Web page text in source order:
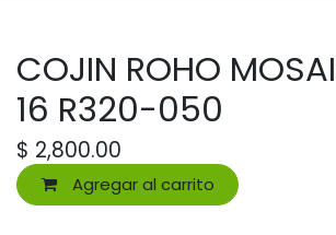
COJIN ROHO
16 R320-050
$ 2,800.00
Agregar al carrito